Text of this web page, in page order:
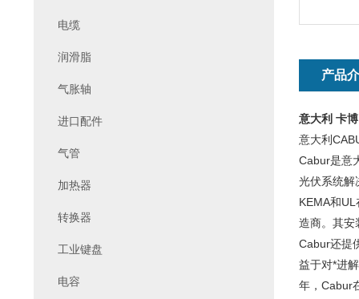
产品
意大利 卡
意大利
Cabur是意
光伏系统解
KEMA和
造商。其安
Cabur还提
益于对*进
年，Cabur
电缆
润滑脂
气胀轴
进口配件
气管
加热器
转换器
工业键盘
电容